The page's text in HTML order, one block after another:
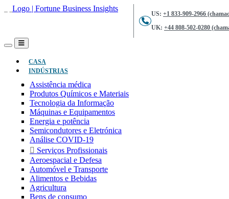
US: +1 833-909-2966
UK: +44 808-502-0280
CASA
INDÚSTRIAS
Assistência médica
Produtos Químicos e Materiais
Tecnologia da Informação
Máquinas e Equipamentos
Energia e potência
Semicondutores e Eletrónica
Análise COVID-19
Serviços Profissionais
Aeroespacial e Defesa
Automóvel e Transporte
Alimentos e Bebidas
Agricultura
Bens de consumo